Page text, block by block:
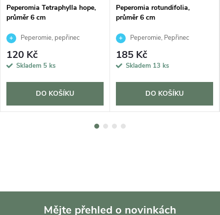
Peperomia Tetraphylla hope,
průměr 6 cm
Peperomie, pepřinec
120 Kč
Skladem 5 ks
DO KOŠÍKU
Peperomia rotundifolia,
průměr 6 cm
Peperomie, Pepřinec
185 Kč
Skladem 13 ks
DO KOŠÍKU
Mějte přehled o novinkách